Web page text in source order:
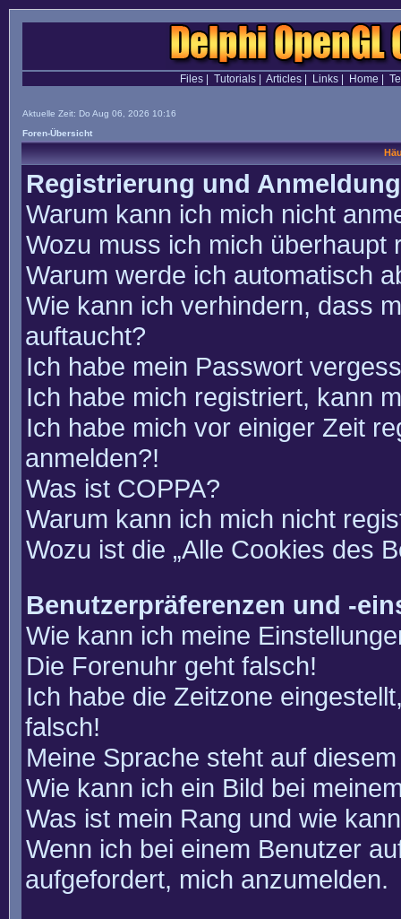
Files| Tutorials| Articles| Links| Home
Aktuelle Zeit: Do Aug 06, 2026 10:16
Foren-Übersicht
Registrierung und Anmeldung
Warum kann ich mich nicht
Wozu muss ich mich überhaupt
Warum werde ich automatisch
Wie kann ich verhindern, dass
auftaucht?
Ich habe mein Passwort
Ich habe mich registriert, kann
Ich habe mich vor einiger Zeit
anmelden?!
Was ist COPPA?
Warum kann ich mich nicht
Wozu ist die „Alle Cookies des
Benutzerpräferenzen und -
Wie kann ich meine
Die Forenuhr geht falsch!
Ich habe die Zeitzone
falsch!
Meine Sprache steht auf
Wie kann ich ein Bild bei
Was ist mein Rang und wie
Wenn ich bei einem Benutzer
aufgefordert, mich anzumelden.